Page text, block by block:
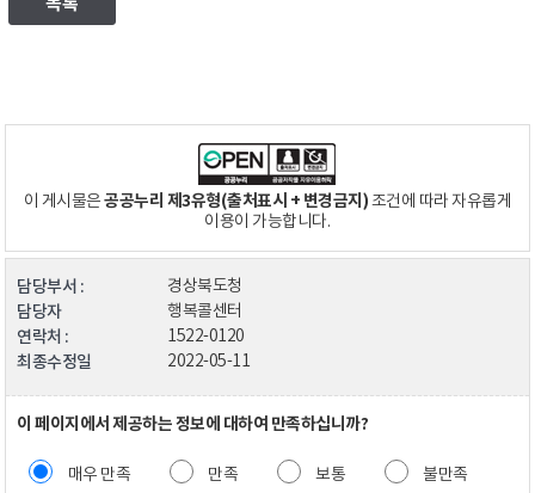
이 게시물은공공누리 제3유형(출처표시 + 변경금지)조건에 따라 자유롭게
이용이 가능합니다.
담당부서 : 경상북도청
담당자 행복콜센터
연락처 : 1522-0120
최종수정일 2022-05-11
이 페이지에서 제공하는 정보에 대하여 만족하십니까?
매우 만족 만족 보통 불만족